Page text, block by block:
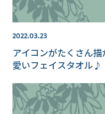
2022.03.23
アイコンがたくさん
愛いフェイスタオル♪